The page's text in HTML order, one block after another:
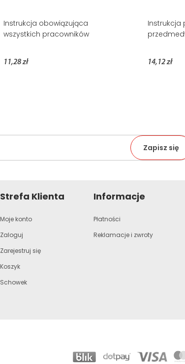
Instrukcja obowiązująca
wszystkich pracowników
11,28 zł
Instrukcja
14,12 zł
Strefa Klienta
Moje konto
Zaloguj
Zarejestruj się
Koszyk
Schowek
Informacje
Płatności
Reklamacje i zwroty